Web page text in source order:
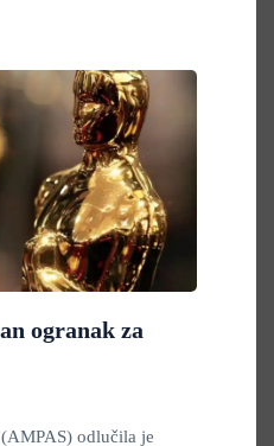
ogranak za
odlučila je